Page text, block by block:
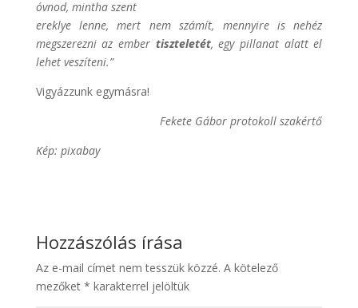
óvnod, mintha szent
ereklye lenne, mert nem számít, mennyire is nehéz
megszerezni az ember tiszteletét, egy pillanat alatt el
lehet veszíteni.”
Vigyázzunk egymásra!
Fekete Gábor protokoll szakértő
Kép: pixabay
Hozzászólás írása
Az e-mail címet nem tesszük közzé. A kötelező
mezőket * karakterrel jelöltük